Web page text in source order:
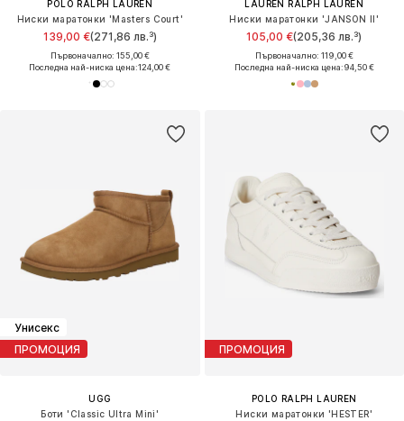
POLO RALPH LAUREN
Ниски маратонки 'Masters Court'
139,00 €(271,86 лв.³)
Първоначално: 155,00 €
Последна най-ниска цена:124,00 €
LAUREN RALPH LAUREN
Ниски маратонки 'JANSON II'
105,00 €(205,36 лв.³)
Първоначално: 119,00 €
Последна най-ниска цена:94,50 €
Унисекс
ПРОМОЦИЯ
UGG
Боти 'Classic Ultra Mini'
ПРОМОЦИЯ
POLO RALPH LAUREN
Ниски маратонки 'HESTER'